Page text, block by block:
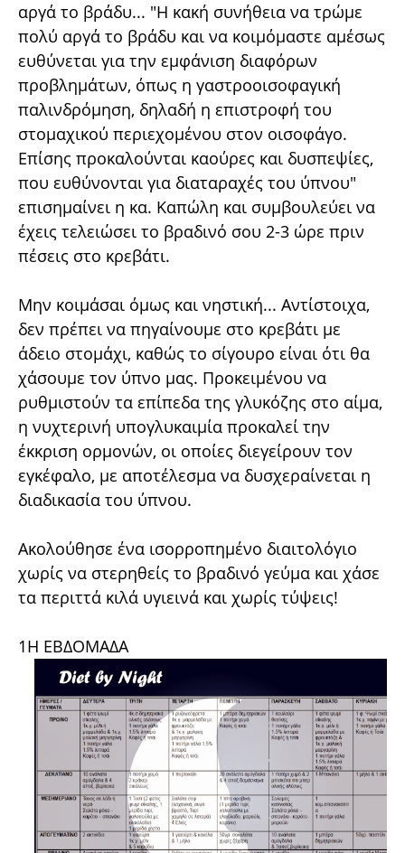
αργά το βράδυ... "Η κακή συνήθεια να τρώμε
πολύ αργά το βράδυ και να κοιμόμαστε αμέσως
ευθύνεται για την εμφάνιση διαφόρων
προβλημάτων, όπως η γαστροοισοφαγική
παλινδρόμηση, δηλαδή η επιστροφή του
στομαχικού περιεχομένου στον οισοφάγο.
Επίσης προκαλούνται καούρες και δυσπεψίες,
που ευθύνονται για διαταραχές του ύπνου"
επισημαίνει η κα. Καπώλη και συμβουλεύει να
έχεις τελειώσει το βραδινό σου 2-3 ώρε πριν
πέσεις στο κρεβάτι.
Μην κοιμάσαι όμως και νηστική... Αντίστοιχα,
δεν πρέπει να πηγαίνουμε στο κρεβάτι με
άδειο στομάχι, καθώς το σίγουρο είναι ότι θα
χάσουμε τον ύπνο μας. Προκειμένου να
ρυθμιστούν τα επίπεδα της γλυκόζης στο αίμα,
η νυχτερινή υπογλυκαιμία προκαλεί την
έκκριση ορμονών, οι οποίες διεγείρουν τον
εγκέφαλο, με αποτέλεσμα να δυσχεραίνεται η
διαδικασία του ύπνου.
Ακολούθησε ένα ισορροπημένο διαιτολόγιο
χωρίς να στερηθείς το βραδινό γεύμα και χάσε
τα περιττά κιλά υγιεινά και χωρίς τύψεις!
1Η ΕΒΔΟΜΑΔΑ